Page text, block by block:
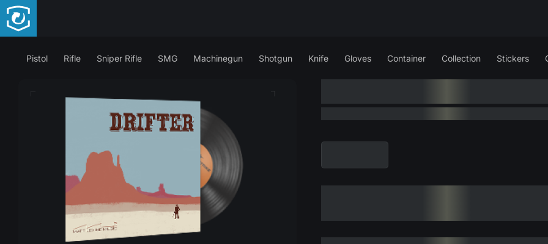
Pistol Rifle Sniper Rifle SMG Machinegun Shotgun Knife Gloves Container Collection Stickers